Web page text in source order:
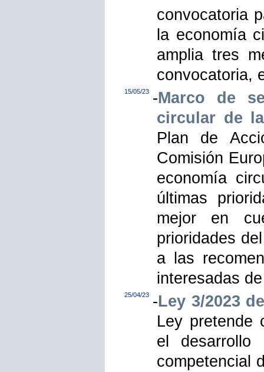
convocatoria
la economía
amplia tres
convocatoria,
15/05/23 -Marco de
circular de
Plan de
Comisión
economía
últimas
mejor en
prioridades
a las
interesadas
25/04/23 -Ley 3/2023
Ley pretende
el
competencial